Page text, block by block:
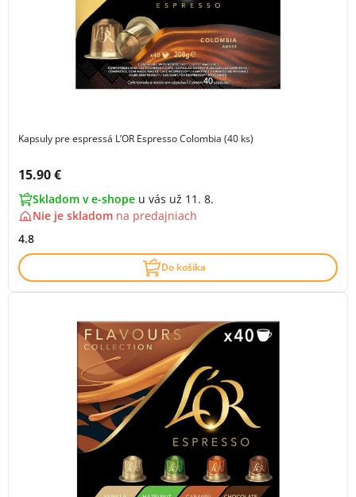
Kapsuly pre espressá L’OR Espresso Colombia (40 ks)
Cena s DPH:
15.90 €
Skladom v e-shope u vás už 11. 8.
Nie je skladom na predajniach
4.8
Do košíka